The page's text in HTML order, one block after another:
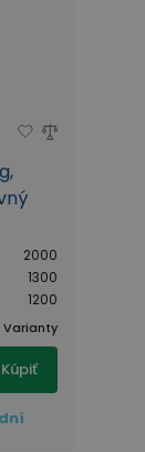
2000
1300
1200
Varianty
Kúpiť